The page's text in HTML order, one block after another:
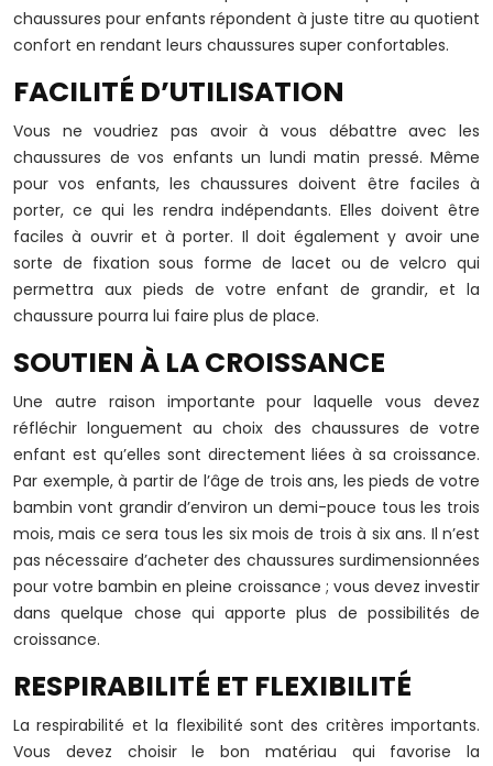
chaussures pour enfants répondent à juste titre au quotient
confort en rendant leurs chaussures super confortables.
FACILITÉ D’UTILISATION
Vous ne voudriez pas avoir à vous débattre avec les
chaussures de vos enfants un lundi matin pressé. Même
pour vos enfants, les chaussures doivent être faciles à
porter, ce qui les rendra indépendants. Elles doivent être
faciles à ouvrir et à porter. Il doit également y avoir une
sorte de fixation sous forme de lacet ou de velcro qui
permettra aux pieds de votre enfant de grandir, et la
chaussure pourra lui faire plus de place.
SOUTIEN À LA CROISSANCE
Une autre raison importante pour laquelle vous devez
réfléchir longuement au choix des chaussures de votre
enfant est qu’elles sont directement liées à sa croissance.
Par exemple, à partir de l’âge de trois ans, les pieds de votre
bambin vont grandir d’environ un demi-pouce tous les trois
mois, mais ce sera tous les six mois de trois à six ans. Il n’est
pas nécessaire d’acheter des chaussures surdimensionnées
pour votre bambin en pleine croissance ; vous devez investir
dans quelque chose qui apporte plus de possibilités de
croissance.
RESPIRABILITÉ ET FLEXIBILITÉ
La respirabilité et la flexibilité sont des critères importants.
Vous devez choisir le bon matériau qui favorise la